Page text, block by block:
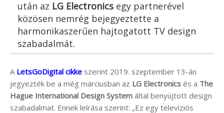
után az LG Electronics egy partnerével
közösen nemrég bejegyeztette a
harmonikaszerűen hajtogatott TV design
szabadalmát.
A LetsGoDigital cikke szerint 2019. szeptember 13-án
jegyezték be a még márciusban az LG Electronics és a The
Hague International Design System által benyújtott design
szabadalmat. Ennek leírása szerint: „Ez egy televíziós